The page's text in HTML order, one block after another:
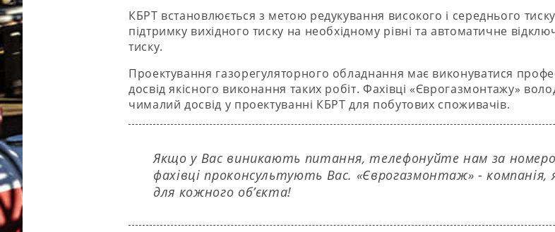
КБРТ встановлюється з метою редукування високого і середнього
підтримку вихідного тиску на необхідному рівні та автоматичне
тиску.
Проектування газорегуляторного обладнання має виконуватися
досвід якісного виконання таких робіт. Фахівці «Єврогазмонтажу»
чималий досвід у проектуванні КБРТ для побутових споживачів.
Якщо у Вас виникають питання, телефонуйте нам за
фахівці проконсультують Вас. «Єврогазмонтаж» -
для кожного об’єкта!